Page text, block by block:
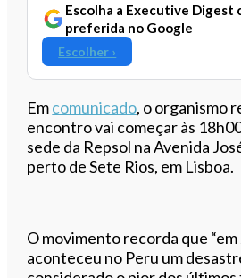
Escolha a Executive Digest
preferida no Google
Escolher ›
Emcomunicado, o organismo
encontro vai começar às
sede da Repsol na Avenida
perto de Sete Rios, em Lisboa.
O movimento recorda que “em
aconteceu no Peru um